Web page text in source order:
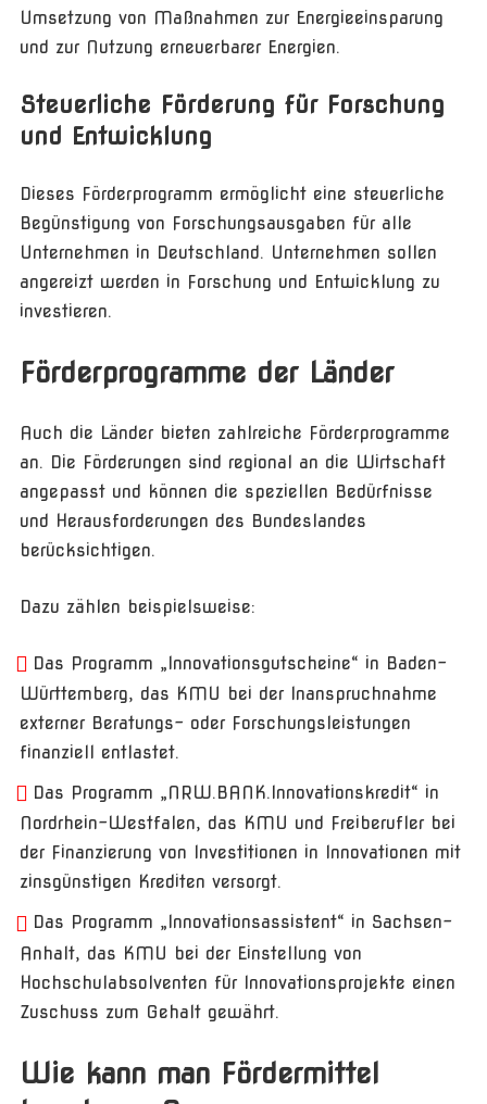
Umsetzung von Maßnahmen zur Energieeinsparung
und zur Nutzung erneuerbarer Energien.
Steuerliche Förderung für Forschung
und Entwicklung
Dieses Förderprogramm ermöglicht eine steuerliche
Begünstigung von Forschungsausgaben für alle
Unternehmen in Deutschland. Unternehmen sollen
angereizt werden in Forschung und Entwicklung zu
investieren.
Förderprogramme der Länder
Auch die Länder bieten zahlreiche Förderprogramme
an. Die Förderungen sind regional an die Wirtschaft
angepasst und können die speziellen Bedürfnisse
und Herausforderungen des Bundeslandes
berücksichtigen.
Dazu zählen beispielsweise:
Das Programm „Innovationsgutscheine“ in Baden-
Württemberg, das KMU bei der Inanspruchnahme
externer Beratungs- oder Forschungsleistungen
finanziell entlastet.
Das Programm „NRW.BANK.Innovationskredit“ in
Nordrhein-Westfalen, das KMU und Freiberufler bei
der Finanzierung von Investitionen in Innovationen mit
zinsgünstigen Krediten versorgt.
Das Programm „Innovationsassistent“ in Sachsen-
Anhalt, das KMU bei der Einstellung von
Hochschulabsolventen für Innovationsprojekte einen
Zuschuss zum Gehalt gewährt.
Wie kann man Fördermittel